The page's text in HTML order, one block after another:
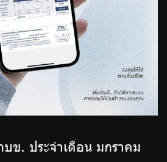
บข. ประจำเดือน มกราคม